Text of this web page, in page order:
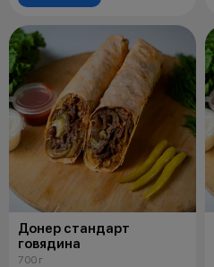
Донер стандарт
говядина
700 г